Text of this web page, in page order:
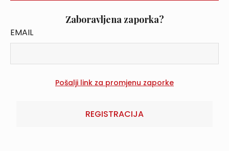
Zaboravljena zaporka?
EMAIL
REGISTRACIJA